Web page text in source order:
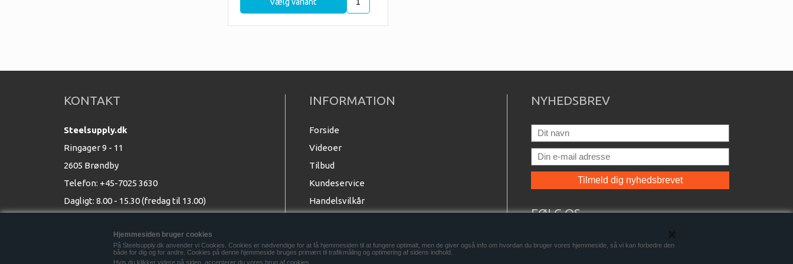
Hjemmesiden bruger cookies
På Steelsupply.dk anvender vi Cookies. Cookies er nødvendige for at få hjemmesiden til at fungere optimalt, men de giver også info om hvordan du bruger vores hjemmeside, så vi kan forbedre den
både for dig og for andre. Cookies på denne hjemmeside bruges primært til trafikmåling og optimering af sidens indhold.
Hvis du klikker videre på siden, accepterer du vores brug af cookies.
tilbud tilpasset netop dine ønsker.
KONTAKT
Steelsupply.dk
Ringager 9 - 11
2605 Brøndby
Telefon: +45-7025 3630
Dagligt: 8.00 - 15.30 (fredag til 13.00)
CVR 33640706
INFORMATION
Forside
Videoer
Tilbud
Kundeservice
Handelsvilkår
NYHEDSBREV
FØLG OS